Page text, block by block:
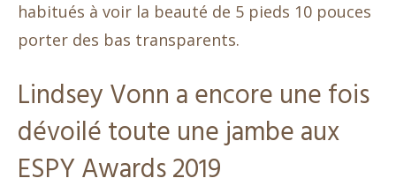
habitués à voir la beauté de 5 pieds 10 pouces
porter des bas transparents.
Lindsey Vonn a encore une fois
dévoilé toute une jambe aux
ESPY Awards 2019